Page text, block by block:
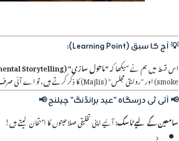
💡 آج کا سبق (Learning Point):
اس قسط میں ہم نے سیکھا کہ"ماحول سازی" (Environmental Storytelling)
smoke) اور "روایتی مجلس" (Majlis) کا ذکر کرتے ہیں، تو اے آئی صرف ایک ڈبہ نہیں بناتا بلکہ عید کی ایک مکمل
📢 آئی ٹی درسگاہ "عید برانڈنگ" چیلنج 📢
سامعین کے لیے ٹاسک:آئیے اپنی تخلیقی صلاحیتوں کا امتحان لیتے ہیں!